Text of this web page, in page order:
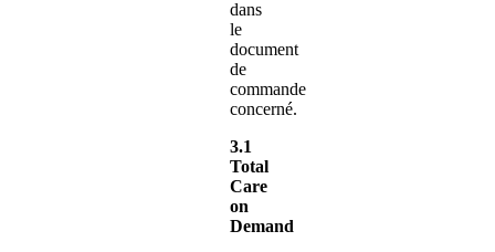
dans
le
document
de
commande
concerné.
3.1
Total
Care
on
Demand